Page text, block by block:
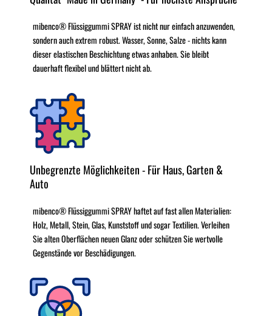
mibenco® Flüssiggummi SPRAY ist nicht nur einfach anzuwenden,
sondern auch extrem robust. Wasser, Sonne, Salze - nichts kann
dieser elastischen Beschichtung etwas anhaben. Sie bleibt
dauerhaft flexibel und blättert nicht ab.
Unbegrenzte Möglichkeiten - Für Haus, Garten &
Auto
mibenco® Flüssiggummi SPRAY haftet auf fast allen Materialien:
Holz, Metall, Stein, Glas, Kunststoff und sogar Textilien. Verleihen
Sie alten Oberflächen neuen Glanz oder schützen Sie wertvolle
Gegenstände vor Beschädigungen.